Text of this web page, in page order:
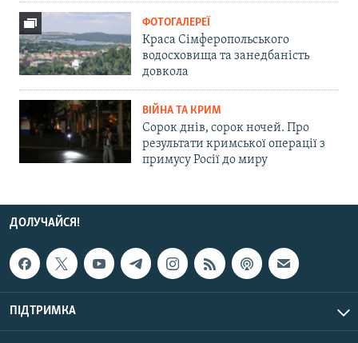
ФОТОГАЛЕРЕЇ
Краса Сімферопольського
водосховища та занедбаність
довкола
ВІЙНА ТА КРИМ
Сорок днів, сорок ночей. Про
результати кримської операції з
примусу Росії до миру
ДОЛУЧАЙСЯ!
ПІДТРИМКА